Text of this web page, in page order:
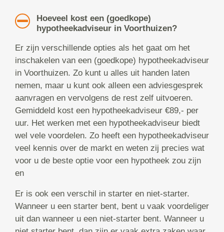
Hoeveel kost een (goedkope)
hypotheekadviseur in Voorthuizen?
Er zijn verschillende opties als het gaat om het
inschakelen van een (goedkope) hypotheekadviseur
in Voorthuizen. Zo kunt u alles uit handen laten
nemen, maar u kunt ook alleen een adviesgesprek
aanvragen en vervolgens de rest zelf uitvoeren.
Gemiddeld kost een hypotheekadviseur €89,- per
uur. Het werken met een hypotheekadviseur biedt
wel vele voordelen. Zo heeft een hypotheekadviseur
veel kennis over de markt en weten zij precies wat
voor u de beste optie voor een hypotheek zou zijn
en
Er is ook een verschil in starter en niet-starter.
Wanneer u een starter bent, bent u vaak voordeliger
uit dan wanneer u een niet-starter bent. Wanneer u